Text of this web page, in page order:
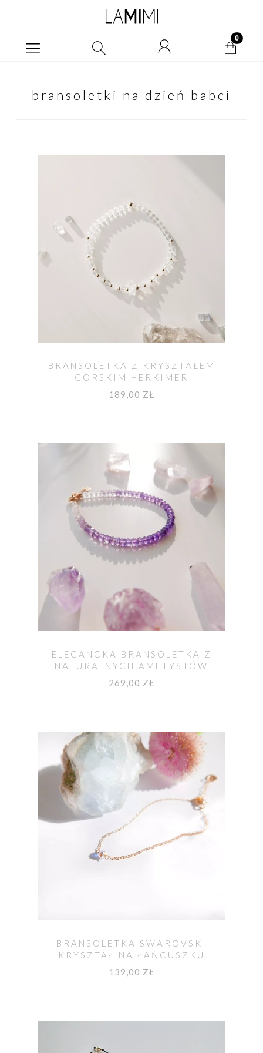
bransoletki na dzień babci
BRANSOLETKA Z KRYSZTAŁEM
GÓRSKIM HERKIMER
189,00 ZŁ
ELEGANCKA BRANSOLETKA Z
NATURALNYCH AMETYSTÓW
269,00 ZŁ
BRANSOLETKA SWAROVSKI
KRYSZTAŁ NA ŁAŃCUSZKU
139,00 ZŁ